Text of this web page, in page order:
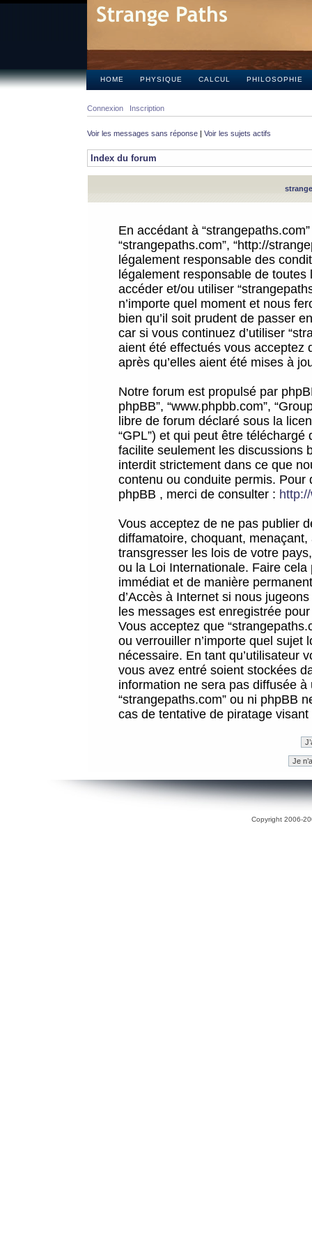
HOME PHYSIQUE CALCUL PHILOSOPHIE
Connexion Inscription
Voir les messages sans réponse | Voir les sujets actifs
Index du forum
En accédant à
“strangepaths.com”, “http://
légalement responsable des
légalement responsable de
accéder et/ou utiliser
n’importe quel moment et nous
bien qu’il soit prudent de passer
car si vous continuez d’utiliser
aient été effectués vous acceptez
après qu’elles aient été mises à
Notre forum est propulsé par
phpBB”, “www.phpbb.com”,
libre de forum déclaré sous la
“GPL”) et qui peut être téléchargé
facilite seulement les discussions
interdit strictement dans ce que
contenu ou conduite permis.
phpBB , merci de consulter :
Vous acceptez de ne pas publier
diffamatoire, choquant,
transgresser les lois de votre
ou la Loi Internationale. Faire
immédiat et de manière
d’Accès à Internet si nous
les messages est enregistrée
Vous acceptez que
ou verrouiller n’importe quel sujet
nécessaire. En tant qu’utilisateur
vous avez entré soient stockées
information ne sera pas diffusée
“strangepaths.com” ou ni phpBB
cas de tentative de piratage
Copyright 2006-